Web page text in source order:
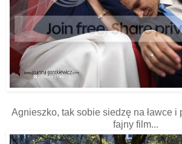
Agnieszko, tak sobie siedzę na ławce i
fajny film...